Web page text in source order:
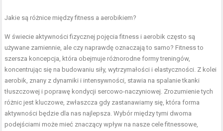
Jakie są różnice między fitness a aerobikiem?
W świecie aktywności fizycznej pojęcia fitness i aerobik często są
używane zamiennie, ale czy naprawdę oznaczają to samo? Fitness to
szersza koncepcja, która obejmuje różnorodne formy treningów,
koncentrując się na budowaniu siły, wytrzymałości i elastyczności. Z kolei
aerobik, znany z dynamiki i intensywności, stawia na spalanie tkanki
tłuszczowej i poprawę kondycji sercowo-naczyniowej. Zrozumienie tych
różnic jest kluczowe, zwłaszcza gdy zastanawiamy się, która forma
aktywności będzie dla nas najlepsza. Wybór między tymi dwoma
podejściami może mieć znaczący wpływ na nasze cele fitnessowe,